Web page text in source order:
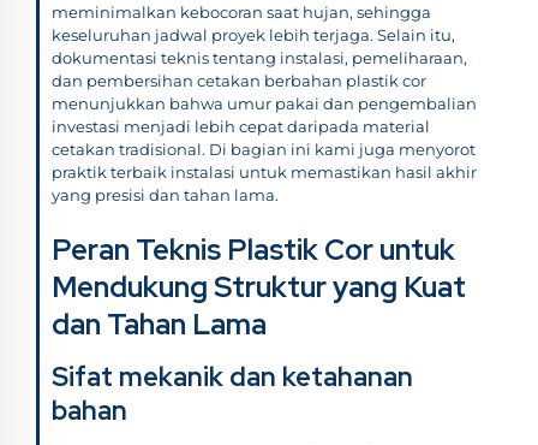
meminimalkan kebocoran saat hujan, sehingga
keseluruhan jadwal proyek lebih terjaga. Selain itu,
dokumentasi teknis tentang instalasi, pemeliharaan,
dan pembersihan cetakan berbahan plastik cor
menunjukkan bahwa umur pakai dan pengembalian
investasi menjadi lebih cepat daripada material
cetakan tradisional. Di bagian ini kami juga menyorot
praktik terbaik instalasi untuk memastikan hasil akhir
yang presisi dan tahan lama.
Peran Teknis Plastik Cor untuk
Mendukung Struktur yang Kuat
dan Tahan Lama
Sifat mekanik dan ketahanan
bahan